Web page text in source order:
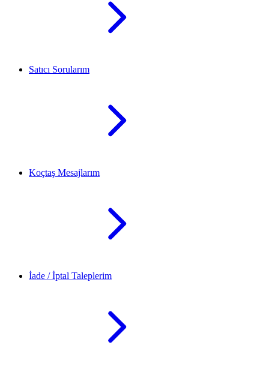
Satıcı Sorularım
Koçtaş Mesajlarım
İade / İptal Taleplerim